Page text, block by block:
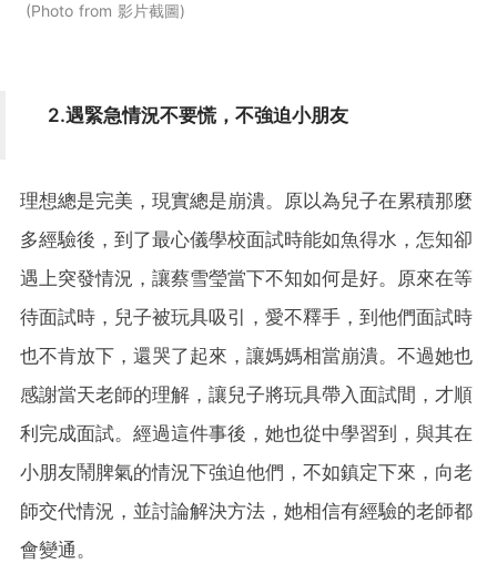
Photo from 影片截圖
2.遇緊急情況不要慌，不強迫小朋友
理想總是完美，現實總是崩潰。原以為兒子在累積那麼
多經驗後，到了最心儀學校面試時能如魚得水，怎知卻
遇上突發情況，讓蔡雪瑩當下不知如何是好。原來在等
待面試時，兒子被玩具吸引，愛不釋手，到他們面試時
也不肯放下，還哭了起來，讓媽媽相當崩潰。不過她也
感謝當天老師的理解，讓兒子將玩具帶入面試間，才順
利完成面試。經過這件事後，她也從中學習到，與其在
小朋友鬧脾氣的情況下強迫他們，不如鎮定下來，向老
師交代情況，並討論解決方法，她相信有經驗的老師都
會變通。